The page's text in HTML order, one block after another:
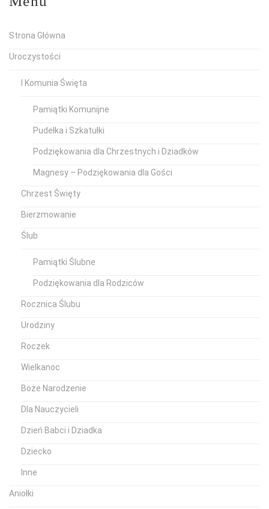
Strona Główna
Uroczystości
I Komunia Święta
Pamiątki Komunijne
Pudełka i Szkatułki
Podziękowania dla Chrzestnych i Dziadków
Magnesy – Podziękowania dla Gości
Chrzest Święty
Bierzmowanie
Ślub
Pamiątki Ślubne
Podziękowania dla Rodziców
Rocznica Ślubu
Urodziny
Roczek
Wielkanoc
Boże Narodzenie
Dla Nauczycieli
Dzień Babci i Dziadka
Dziecko
Inne
Aniołki